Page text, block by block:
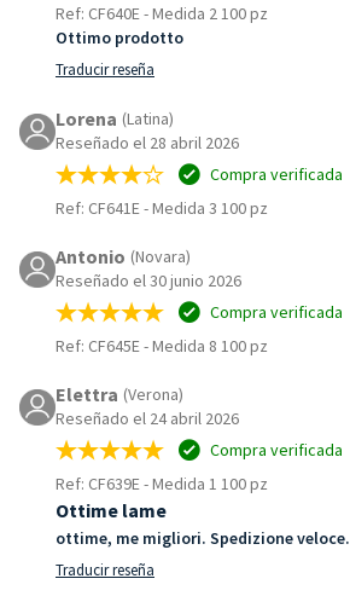
Ref: CF640E -Medida 2 100 pz
Ottimo prodotto
Traducir reseña
Lorena (Latina)
Reseñado el 28 abril 2026
Compra verificada
Ref: CF641E -Medida 3 100 pz
Antonio (Novara)
Reseñado el 30 junio 2026
Compra verificada
Ref: CF645E -Medida 8 100 pz
Elettra (Verona)
Reseñado el 24 abril 2026
Compra verificada
Ref: CF639E -Medida 1 100 pz
Ottime lame
ottime, me migliori. Spedizione veloce.
Traducir reseña